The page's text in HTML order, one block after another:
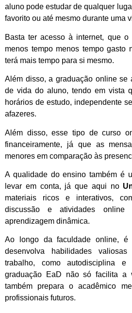
aluno pode estudar de qualquer
favorito ou até mesmo durante uma
Basta ter acesso à internet, que o
menos tempo menos tempo gasto
terá mais tempo para si mesmo.
Além disso, a graduação online se
de vida do aluno, tendo em vista
horários de estudo, independente
afazeres.
Além disso, esse tipo de curso
financeiramente, já que as
menores em comparação às
A qualidade do ensino também é
levar em conta, já que aqui no
materiais ricos e interativos,
discussão e atividades online
aprendizagem dinâmica.
Ao longo da faculdade online,
desenvolva habilidades
trabalho, como autodisciplina
graduação EaD não só facilita a
também prepara o acadêmico
profissionais futuros.